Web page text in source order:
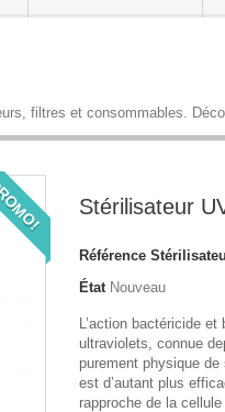
filtres et consommables.
Stérilisateur
Référence
État Nouveau
L’action bactéricide
ultraviolets, connue
purement physique
est d’autant plus
rapproche de la